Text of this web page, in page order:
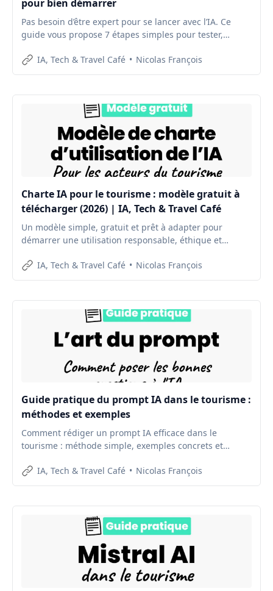
pour bien démarrer
Pas besoin d’être expert pour se lancer avec l’IA. Ce
guide vous propose 7 étapes simples pour tester,
IA, Tech & Travel Café
Nicolas François
Charte IA pour le tourisme : modèle gratuit à
télécharger (2026) | IA, Tech & Travel Café
Un modèle simple, gratuit et prêt à adapter pour
démarrer une utilisation responsable, éthique et
IA, Tech & Travel Café
Nicolas François
Guide pratique du prompt IA dans le tourisme :
méthodes et exemples
Comment rédiger un prompt IA efficace dans le
tourisme : méthode simple, exemples concrets et
IA, Tech & Travel Café
Nicolas François